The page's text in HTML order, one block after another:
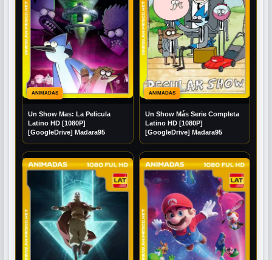
ANIMADAS
Un Show Mas: La Pelicula
Latino HD [1080P]
[GoogleDrive] Madara95
ANIMADAS
Un Show Más Serie Completa
Latino HD [1080P]
[GoogleDrive] Madara95